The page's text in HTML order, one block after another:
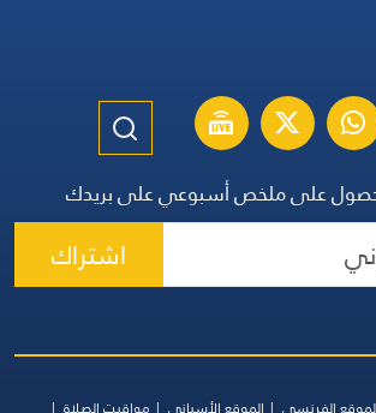
على ملخص أسبوعي على بريدك
اشتراك